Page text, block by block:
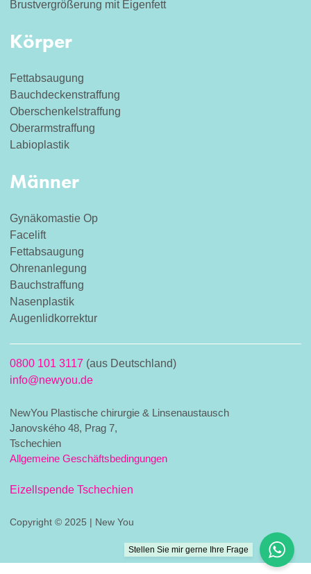
Brustvergrößerung mit Eigenfett
Körper
Fettabsaugung
Bauchdeckenstraffung
Oberschenkelstraffung
Oberarmstraffung
Labioplastik
Männer
Gynäkomastie Op
Facelift
Fettabsaugung
Ohrenanlegung
Bauchstraffung
Nasenplastik
Augenlidkorrektur
0800 101 3117 (aus Deutschland)
info@newyou.de
NewYou Plastische chirurgie & Linsenaustausch
Janovského 48, Prag 7,
Tschechien
Allgemeine Geschäftsbedingungen
Eizellspende Tschechien
Copyright © 2025 | New You
Stellen Sie mir gerne Ihre Frage